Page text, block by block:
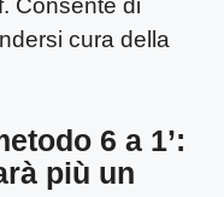
Consente di
cura della
6 a 1’:
più un